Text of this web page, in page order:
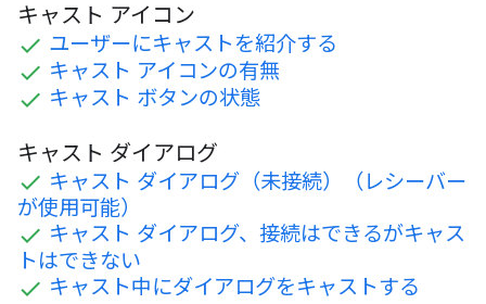
キャスト アイコン
ユーザーにキャストを紹介する
キャスト アイコンの有無
キャスト ボタンの状態
キャスト ダイアログ
キャスト ダイアログ（未接続）（レシーバー
が使用可能）
キャスト ダイアログ、接続はできるがキャス
トはできない
キャスト中にダイアログをキャストする